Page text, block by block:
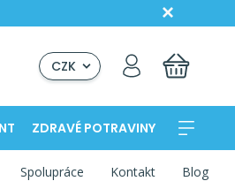
CZK
ZDRAVÉ POTRAVINY
Spolupráce Kontakt Blog